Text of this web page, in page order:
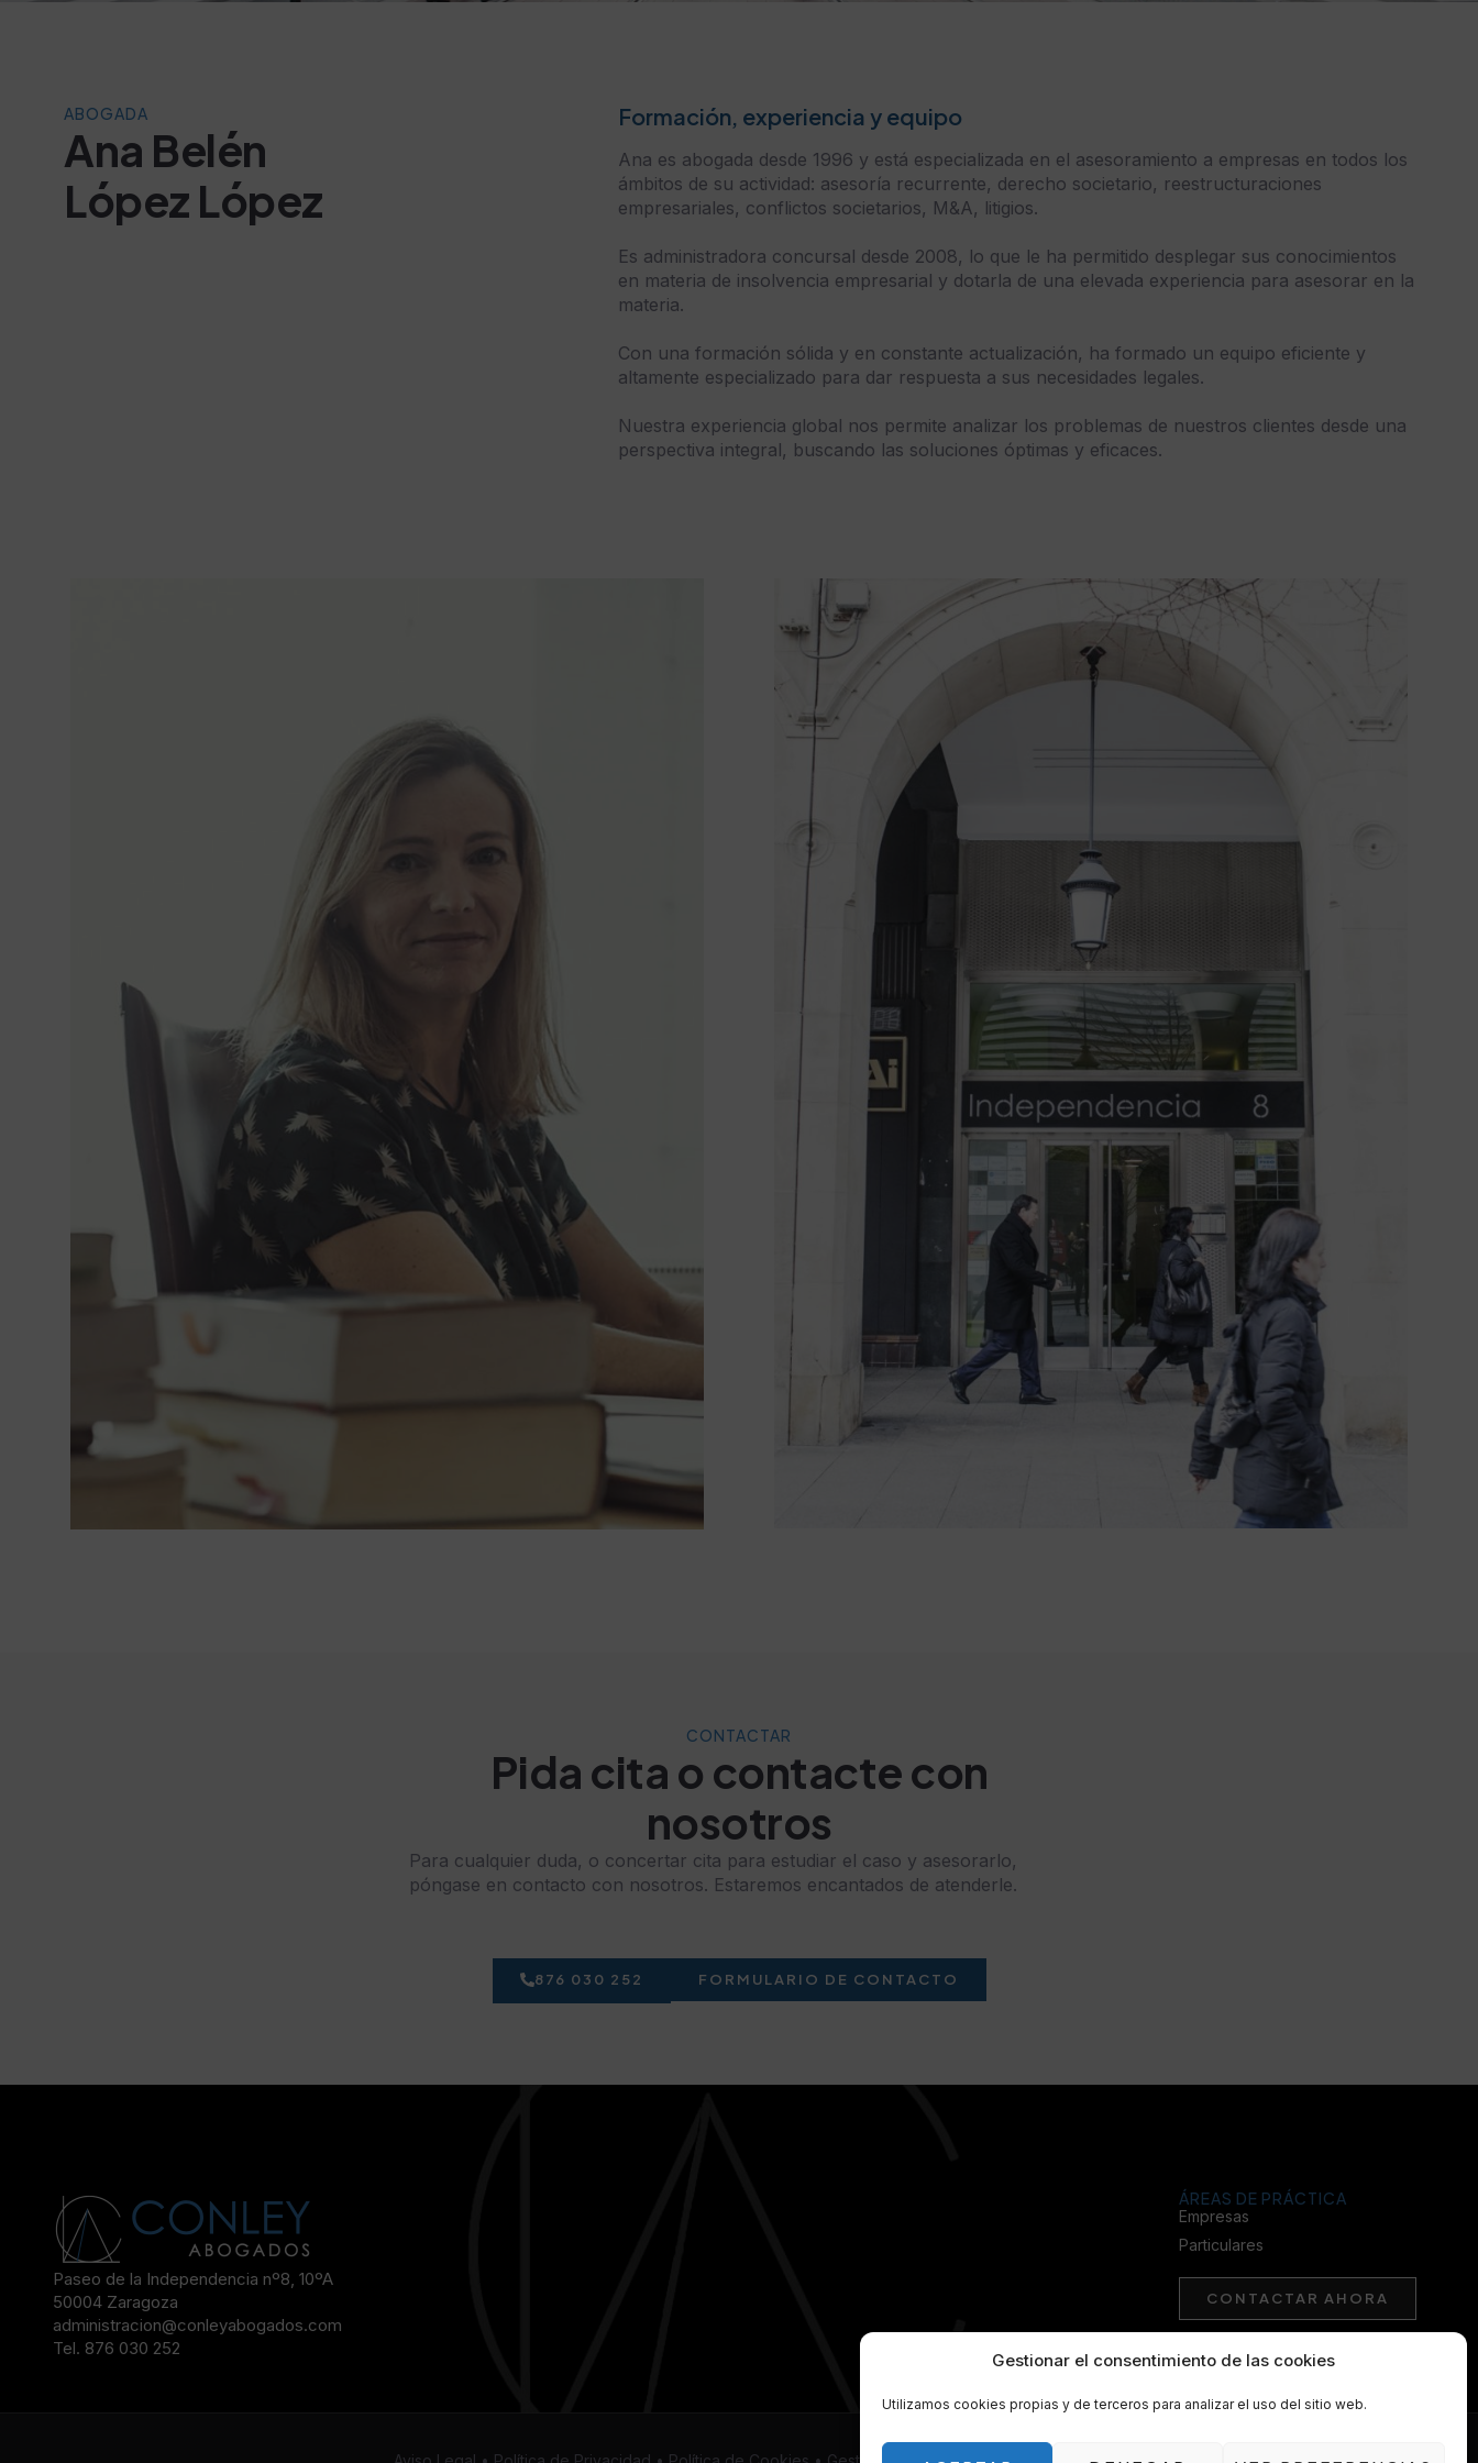
Gestionar el consentimiento de las cookies
Utilizamos cookies propias y de terceros para analizar el uso del sitio web.
ABOGADA
Ana Belén
López López
Formación, experiencia y equipo
Ana es abogada desde 1996 y está especializada en el asesoramiento a empresas en todos los
ámbitos de su actividad: asesoría recurrente, derecho societario, reestructuraciones
empresariales, conflictos societarios, M&A, litigios.
Es administradora concursal desde 2008, lo que le ha permitido desplegar sus conocimientos
en materia de insolvencia empresarial y dotarla de una elevada experiencia para asesorar en la
materia.
Con una formación sólida y en constante actualización, ha formado un equipo eficiente y
altamente especializado para dar respuesta a sus necesidades legales.
Nuestra experiencia global nos permite analizar los problemas de nuestros clientes desde una
perspectiva integral, buscando las soluciones óptimas y eficaces.
CONTACTAR
Pida cita o contacte con
nosotros
Para cualquier duda, o concertar cita para estudiar el caso y asesorarlo,
póngase en contacto con nosotros. Estaremos encantados de atenderle.
876 030 252 FORMULARIO DE CONTACTO
Paseo de la Independencia nº8, 10ºA
50004 Zaragoza
administracion@conleyabogados.com
Tel. 876 030 252
ÁREAS DE PRÁCTICA
Empresas
Particulares
CONTACTAR AHORA